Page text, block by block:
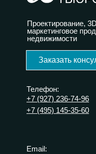
Email:
Телефон:
+7 (927) 236-74-96
+7 (495) 145-35-60
Проектирование,
маркетинговое
недвижимости
Заказать